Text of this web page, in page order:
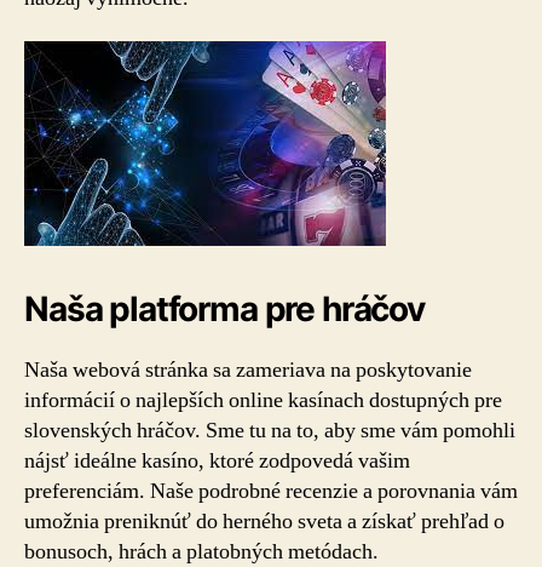
Naša platforma pre hráčov
Naša webová stránka sa zameriava na poskytovanie
informácií o najlepších online kasínach dostupných pre
slovenských hráčov. Sme tu na to, aby sme vám pomohli
nájsť ideálne kasíno, ktoré zodpovedá vašim
preferenciám. Naše podrobné recenzie a porovnania vám
umožnia preniknúť do herného sveta a získať prehľad o
bonusoch, hrách a platobných metódach.